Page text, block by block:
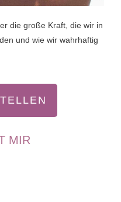
die große Kraft, die wir in
und wie wir wahrhaftig
MIR